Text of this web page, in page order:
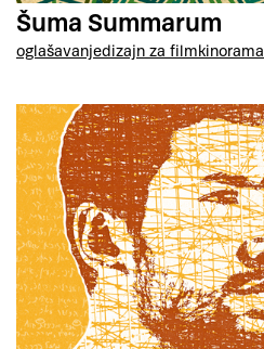
Šuma Summarum
oglašavanjedizajn za filmkinorama